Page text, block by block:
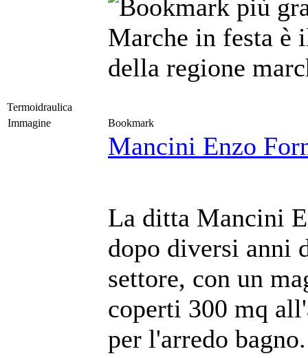
Marche in festa è
della regione
Termoidraulica
Immagine
Bookmark
Mancini Enzo
La ditta Mancini
dopo diversi anni
settore, con un
coperti 300 mq
per l'arredo bagno.